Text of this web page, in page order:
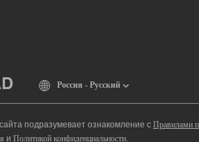
Россия - Русский
подразумевает ознакомление с Правилами
и Политикой конфиденциальности.